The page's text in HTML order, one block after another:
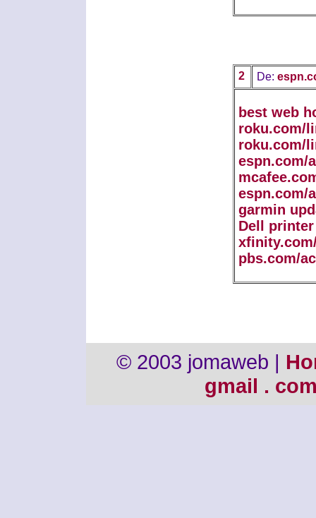
2 De:
best web
roku.com/
roku.com/
espn.com/
espn.com/
garmin
Dell
pbs.com/
© 2003 jomaweb |
gmail .